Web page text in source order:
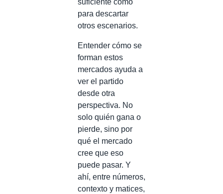
suficiente como
para descartar
otros escenarios.
Entender cómo se
forman estos
mercados ayuda a
ver el partido
desde otra
perspectiva. No
solo quién gana o
pierde, sino por
qué el mercado
cree que eso
puede pasar. Y
ahí, entre números,
contexto y matices,